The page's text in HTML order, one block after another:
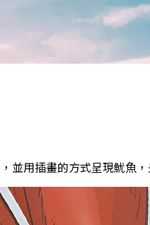
並用插畫的方式呈現魷魚